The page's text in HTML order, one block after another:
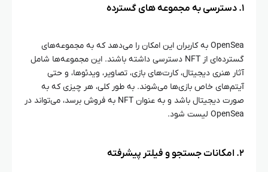
۱. دسترسی به مجموعه‌ های گسترده
OpenSea به کاربران این امکان را می‌دهد که به مجموعه‌های
گسترده‌ای از NFT دسترسی داشته باشند. این مجموعه‌ها شامل
آثار هنری دیجیتال، کارت‌های بازی، تصاویر، ویدئوها، و حتی
آیتم‌های خاص بازی‌ها می‌شوند. به طور کلی، هر چیزی که به
صورت دیجیتال باشد و به عنوان NFT به فروش برسد، می‌تواند در
OpenSea لیست شود.
۲. امکانات جستجو و فیلتر پیشرفته